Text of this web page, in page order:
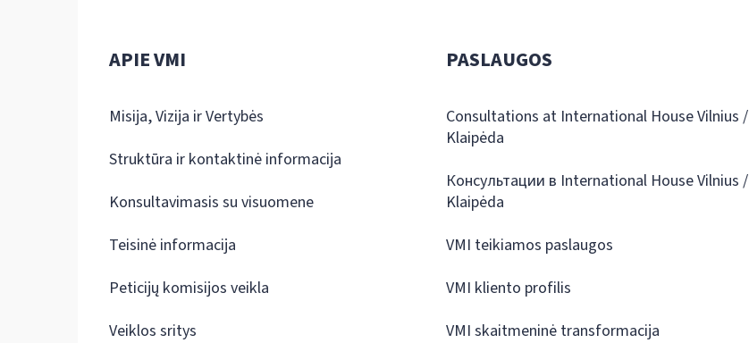
APIE VMI
Misija, Vizija ir Vertybės
Struktūra ir kontaktinė informacija
Konsultavimasis su visuomene
Teisinė informacija
Peticijų komisijos veikla
Veiklos sritys
PASLAUGOS
Consultations at International House Vilnius /
Klaipėda
Консультации в International House Vilnius /
Klaipėda
VMI teikiamos paslaugos
VMI kliento profilis
VMI skaitmeninė transformacija